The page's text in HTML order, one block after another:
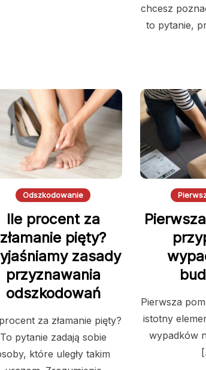
chcesz
to pytanie,
Odszkodowanie
Ile procent za
złamanie pięty?
zasady
przyznawania
odszkodowań
za złamanie pięty?
To pytanie zadają sobie
które uległy takim
Pierwsza
istotny
wypadków